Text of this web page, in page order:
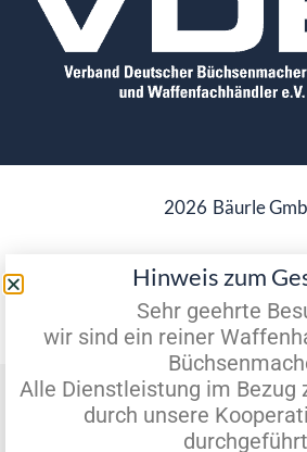
2026 Bäurle
Datenschutz
Vertrag widerrufen
Hinweis zum
Sehr geehrte
wir sind ein reiner
Alle Dienstleistung im Bezug
durch unsere